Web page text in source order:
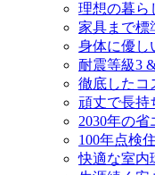
理想の暮ら
家具まで標
身体に優し
耐震等級3
徹底したコ
頑丈で長持
2030年の
100年点検
快適な室内